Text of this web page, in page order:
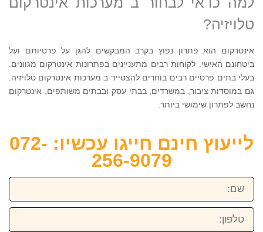
טלויזיה?
אינטרקום הוא פתרון נפוץ בקרב המבקשים להגן על פרטיותם ועל
ביטחונם האישי. לקוחות רבים מתעניינים בפתרונות אינטרקום מגוונים.
בעלי בתים פרטיים רבים בוחרים להצטייד ב מערכות אינטרקום טלויזיה.
גם במוסדות ציבור, במשרדים, בבתי עסק ובבתים משותפים, אינטרקום
נחשב לפתרון שימושי ביותר.
לייעוץ חינם חייגו עכשיו: 072-
256-9079
שם:
טלפון: